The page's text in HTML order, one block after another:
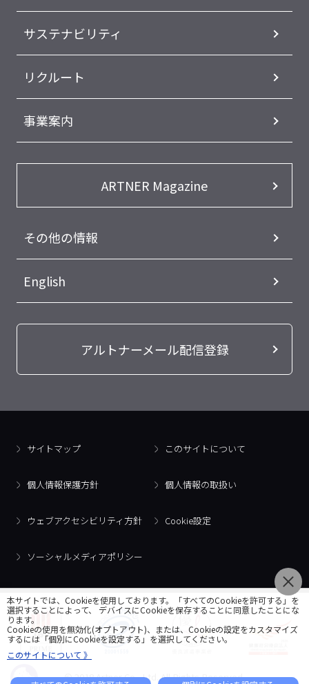
サステナビリティ
リクルート
事業案内
ARTNER Magazine
その他の情報
English
アルトナーメール配信登録
サイトマップ このサイトについて
個人情報保護方針 個人情報の取扱い
ウェブアクセシビリティ方針 Cookie設定
ソーシャルメディアポリシー
© 2018 Artner Co., Ltd. All Rights Reserved.
本サイトでは、Cookieを使用しております。「すべてのCookieを許可する」を
選択することによって、 デバイスにCookieを保存することに同意したことにな
ります。
Cookieの使用を無効化(オプトアウト)、または、Cookieの設定をカスタマイズ
するには「個別にCookieを設定する」を選択してください。
このサイトについて 》